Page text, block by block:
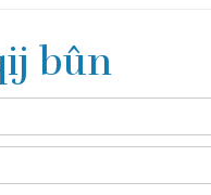
bûn